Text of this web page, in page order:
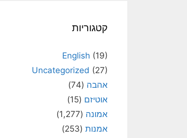
קטגוריות
English (19)
Uncategorized (27)
אהבה (74)
אוטיזם (15)
אמונה (1,277)
אמנות (253)